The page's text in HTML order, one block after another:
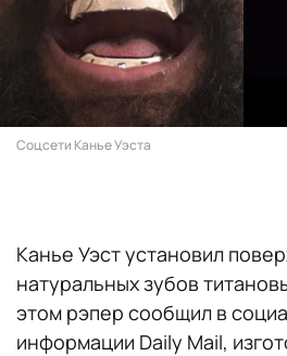
Соцсети Канье Уэста
Канье Уэст установил
натуральных зубов
этом рэпер сообщил в
информации Daily Mail,